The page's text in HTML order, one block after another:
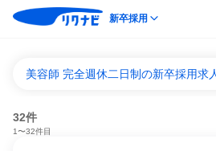
新卒採用
美容師 完全週休二日制の新卒採用求
32件
1〜32件目